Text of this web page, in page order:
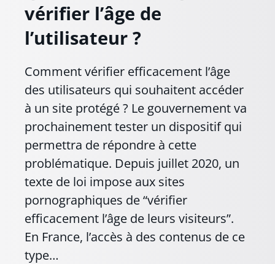
vérifier l’âge de
l’utilisateur ?
Comment vérifier efficacement l’âge
des utilisateurs qui souhaitent accéder
à un site protégé ? Le gouvernement va
prochainement tester un dispositif qui
permettra de répondre à cette
problématique. Depuis juillet 2020, un
texte de loi impose aux sites
pornographiques de “vérifier
efficacement l’âge de leurs visiteurs”.
En France, l’accès à des contenus de ce
type…